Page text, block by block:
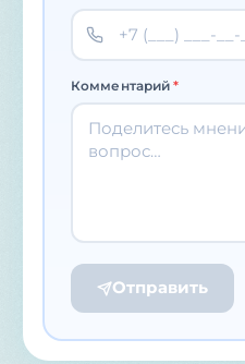
Комментарий*
Отправить